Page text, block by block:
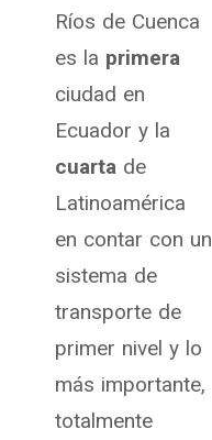
Ríos de Cuenca
es la primera
ciudad en
Ecuador y la
cuarta de
Latinoamérica
en contar con un
sistema de
transporte de
primer nivel y lo
más importante,
totalmente